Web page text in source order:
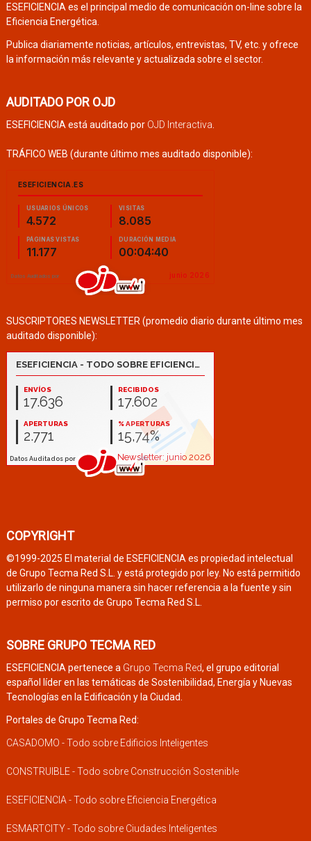
ESEFICIENCIA es el principal medio de comunicación on-line sobre la
Eficiencia Energética.
Publica diariamente noticias, artículos, entrevistas, TV, etc. y ofrece
la información más relevante y actualizada sobre el sector.
AUDITADO POR OJD
ESEFICIENCIA está auditado por OJD Interactiva
TRÁFICO WEB (durante último mes auditado disponible):
SUSCRIPTORES NEWSLETTER (promedio diario durante último mes
auditado disponible):
COPYRIGHT
©1999-2025 El material de ESEFICIENCIA es propiedad intelectual
de Grupo Tecma Red S.L. y está protegido por ley. No está permitido
utilizarlo de ninguna manera sin hacer referencia a la fuente y sin
permiso por escrito de Grupo Tecma Red S.L.
SOBRE GRUPO TECMA RED
ESEFICIENCIA pertenece a Grupo Tecma Red, el grupo editorial
español líder en las temáticas de Sostenibilidad, Energía y Nuevas
Tecnologías en la Edificación y la Ciudad.
Portales de Grupo Tecma Red:
CASADOMO - Todo sobre Edificios Inteligentes
CONSTRUIBLE - Todo sobre Construcción Sostenible
ESEFICIENCIA - Todo sobre Eficiencia Energética
ESMARTCITY - Todo sobre Ciudades Inteligentes